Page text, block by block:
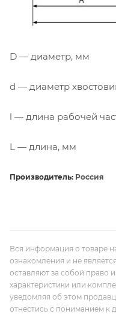
D — диаметр, мм
d — диаметр
l — длина рабочей
L — длина, мм
Производитель: Россия
Вся информация о товаре
ознакомления и не
оставляют за собой право
характеристики или
уведомляя об этом
отнестись с пониманием к